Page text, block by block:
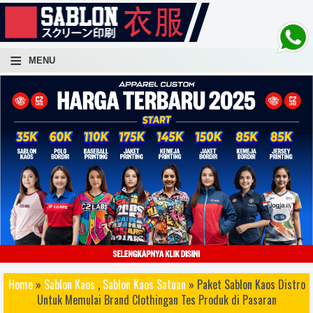
-->
sablon kaos lusinan, sablon kaos ratusan, sablon kaos ribuan, sablon kaos cepat, sablon kaos
sablon kaos distro terbaik, sablon kaos bagus, sablon kaos keren, sablo kaos rubber, sablon kaos
kaos, sablon kaos yogyakarta, sablon kaos jogja, sablon kaos dan konveksi kaos, sablon kaos
≡ MENU
Home» Sablon Kaos , Sablon Kaos Satuan » Paket Sablon Kaos Distro
Untuk Memulai Brand Clothingan Tes Produk di Pasaran